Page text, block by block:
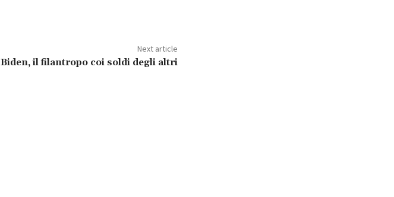
Next article
Biden, il filantropo coi soldi degli altri